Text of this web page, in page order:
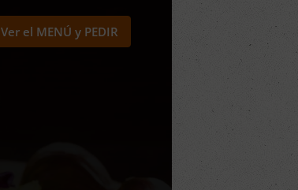
Ver el MENÚ y PEDIR